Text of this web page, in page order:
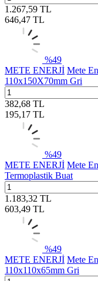
1.267,59 TL
646,47 TL
%49
METE ENERJİ Mete
110x150X70mm Gri
382,68 TL
195,17 TL
%49
METE ENERJİ Mete
Termoplastik Buat
1.183,32 TL
603,49 TL
%49
METE ENERJİ Mete
110x110x65mm Gri